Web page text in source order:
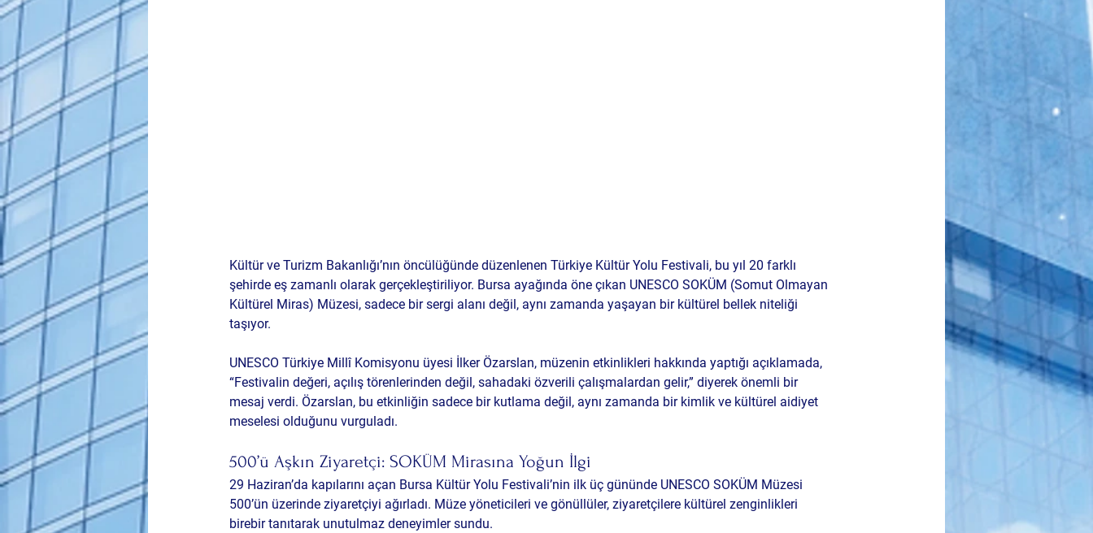
Kültür ve Turizm Bakanlığı’nın öncülüğünde düzenlenen Türkiye Kültür Yolu Festivali, bu yıl 20 farklı
şehirde eş zamanlı olarak gerçekleştiriliyor. Bursa ayağında öne çıkan UNESCO SOKÜM (Somut Olmayan
Kültürel Miras) Müzesi, sadece bir sergi alanı değil, aynı zamanda yaşayan bir kültürel bellek niteliği
taşıyor.
UNESCO Türkiye Millî Komisyonu üyesi İlker Özarslan, müzenin etkinlikleri hakkında yaptığı açıklamada,
“Festivalin değeri, açılış törenlerinden değil, sahadaki özverili çalışmalardan gelir,” diyerek önemli bir
mesaj verdi. Özarslan, bu etkinliğin sadece bir kutlama değil, aynı zamanda bir kimlik ve kültürel aidiyet
meselesi olduğunu vurguladı.
500’ü Aşkın Ziyaretçi: SOKÜM Mirasına Yoğun İlgi
29 Haziran’da kapılarını açan Bursa Kültür Yolu Festivali’nin ilk üç gününde UNESCO SOKÜM Müzesi
500’ün üzerinde ziyaretçiyi ağırladı. Müze yöneticileri ve gönüllüler, ziyaretçilere kültürel zenginlikleri
birebir tanıtarak unutulmaz deneyimler sundu.